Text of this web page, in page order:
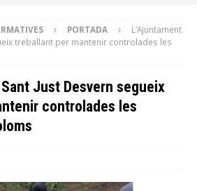
PORTADA
L’Ajuntament
treballant per mantenir controlades les
Sant Just Desvern segueix
controlades les